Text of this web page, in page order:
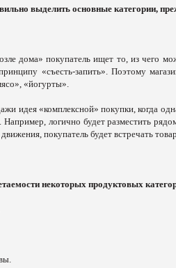
выделить основные категории,
дома» покупатель ищет то, из чего
«съесть-запить». Поэтому
«йогурты».
идея «комплексной» покупки, когда
Например, логично будет разместить
покупатель будет встречать
некоторых продуктовых